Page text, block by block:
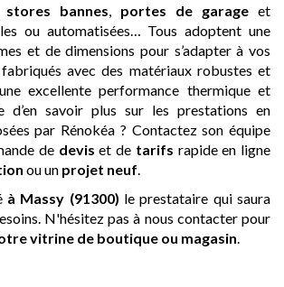
stores bannes portes de garage et
ou automatisées… Tous adoptent une
et de dimensions pour s’adapter à vos
avec des matériaux robustes et
excellente performance thermique et
d’en savoir plus sur les prestations en
par Rénokéa ? Contactez son équipe
de devis et de tarifs rapide en ligne
ou un projet neuf
à Massy (91300) le prestataire qui saura
N'hésitez pas à nous contacter pour
vitrine de boutique ou magasin